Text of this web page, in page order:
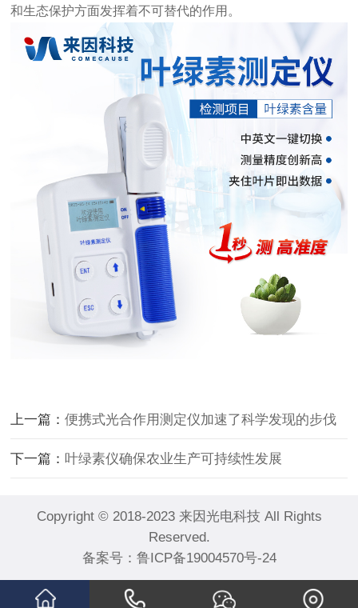
和生态保护方面发挥着不可替代的作用。
上一篇：便携式光合作用测定仪加速了科学发现的步伐
下一篇： 叶绿素仪确保农业生产可持续性发展
Copyright © 2018-2023 来因光电科技 All Rights
Reserved.
备案号： 鲁ICP备19004570号-24